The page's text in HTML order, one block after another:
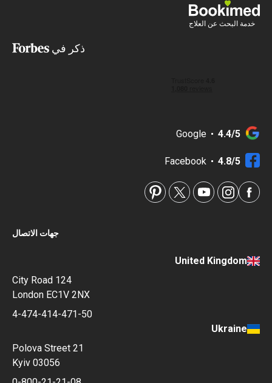
البحث عن العلاج
ذكر في
4.4/5
Google
4.8/5
Facebook
جهات الاتصال
United Kingdom
London EC1V 2NX
4-474-414-471-50
Ukraine
Polova Street 21
Kyiv 03056